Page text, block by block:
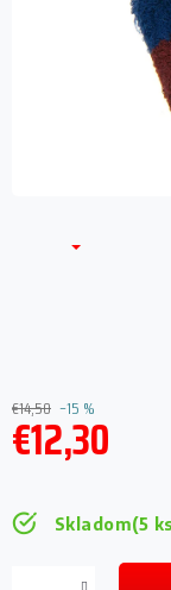
€14,50 –15 %
€12,30
Skladom(5